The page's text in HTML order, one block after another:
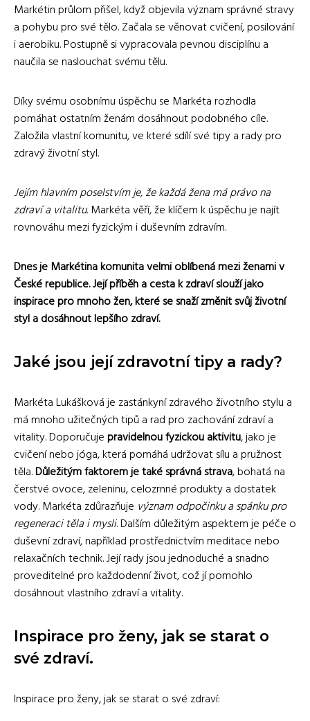
Markétin průlom přišel, když objevila význam správné stravy
a pohybu pro své tělo. Začala se věnovat cvičení, posilování
i aerobiku. Postupně si vypracovala pevnou disciplínu a
naučila se naslouchat svému tělu.
Díky svému osobnímu úspěchu se Markéta rozhodla
pomáhat ostatním ženám dosáhnout podobného cíle.
Založila vlastní komunitu, ve které sdílí své tipy a rady pro
zdravý životní styl.
Jejím hlavním poselstvím je, že každá žena má právo na
zdraví a vitalitu.Markéta věří, že klíčem k úspěchu je najít
rovnováhu mezi fyzickým i duševním zdravím.
Dnes je Markétina komunita velmi oblíbená mezi ženami v
České republice. Její příběh a cesta k zdraví slouží jako
inspirace pro mnoho žen, které se snaží změnit svůj životní
styl a dosáhnout lepšího zdraví.
Jaké jsou její zdravotní tipy a rady?
Markéta Lukášková je zastánkyní zdravého životního stylu a
má mnoho užitečných tipů a rad pro zachování zdraví a
vitality. Doporučujepravidelnou fyzickou aktivitu, jako je
cvičení nebo jóga, která pomáhá udržovat sílu a pružnost
těla.Důležitým faktorem je také správná strava, bohatá na
čerstvé ovoce, zeleninu, celozrnné produkty a dostatek
vody. Markéta zdůrazňuje význam odpočinku a spánku pro
regeneraci těla i mysli. Dalším důležitým aspektem je péče o
duševní zdraví, například prostřednictvím meditace nebo
relaxačních technik. Její rady jsou jednoduché a snadno
proveditelné pro každodenní život, což jí pomohlo
dosáhnout vlastního zdraví a vitality.
Inspirace pro ženy, jak se starat o
své zdraví.
Inspirace pro ženy, jak se starat o své zdraví: